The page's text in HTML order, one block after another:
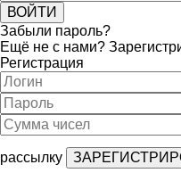
Забыли пароль?
Ещё не с нами?
Регистрация
рассылку